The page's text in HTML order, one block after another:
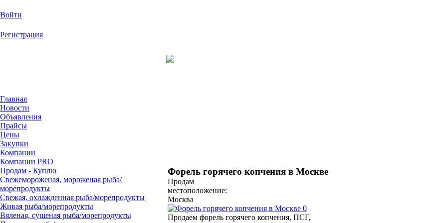
Войти
Регистрация
Главная
Новости
Объявления
Прайсы
Цены
Закупки
Компании
Компании PRO
Продам - Куплю
Свежемороженая, мороженая рыба/
морепродукты
Свежая, охлажденная рыба/морепродукты
Живая рыба/морепродукты
Вяленая, сушеная рыба/морепродукты
Форель горячего копчения в Москве
Продам
местоположение:
Москва
Продаем форель горячего копчения, ПСГ,